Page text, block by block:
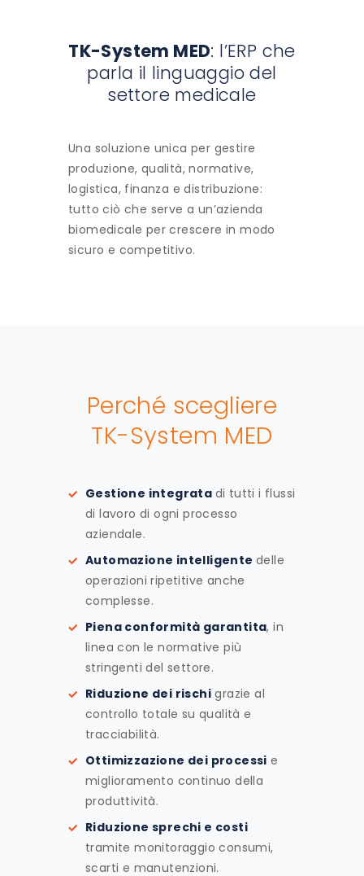
TK-System MED: l’ERP che
parla il linguaggio del
settore medicale
Una soluzione unica per gestire
produzione, qualità, normative,
logistica, finanza e distribuzione:
tutto ciò che serve a un’azienda
biomedicale per crescere in modo
sicuro e competitivo.
Perché scegliere
TK-System MED
Gestione integrata di tutti i flussi
di lavoro di ogni processo
aziendale.
Automazione intelligente delle
operazioni ripetitive anche
complesse.
Piena conformità garantita, in
linea con le normative più
stringenti del settore.
Riduzione dei rischi grazie al
controllo totale su qualità e
tracciabilità.
Ottimizzazione dei processi e
miglioramento continuo della
produttività.
Riduzione sprechi e costi
tramite monitoraggio consumi,
scarti e manutenzioni.